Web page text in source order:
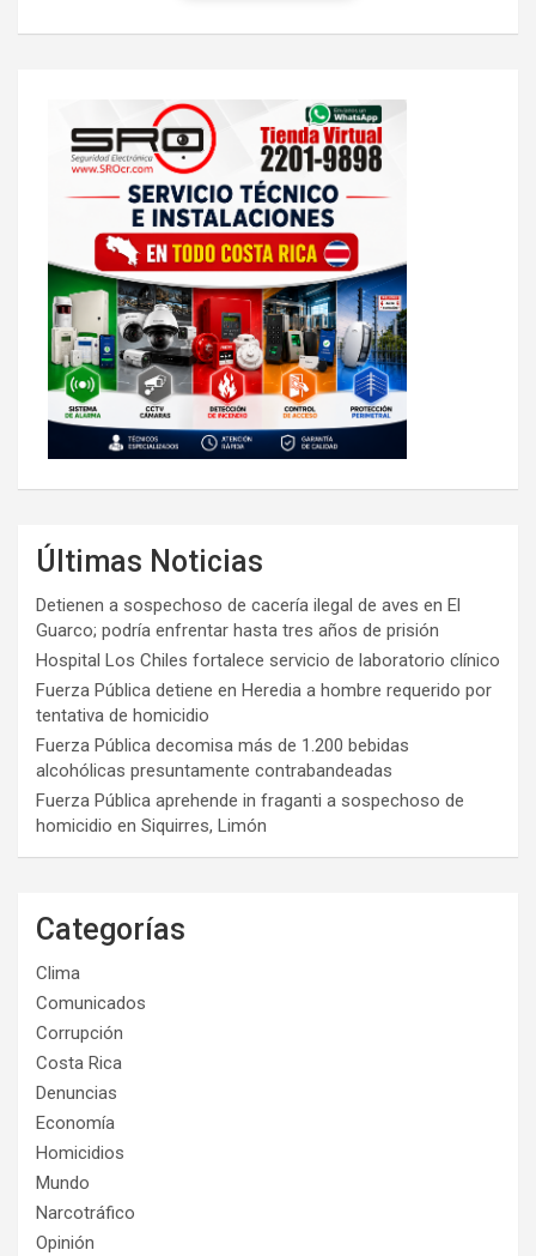
Últimas Noticias
Detienen a sospechoso de cacería ilegal de aves en El
Guarco; podría enfrentar hasta tres años de prisión
Hospital Los Chiles fortalece servicio de laboratorio clínico
Fuerza Pública detiene en Heredia a hombre requerido por
tentativa de homicidio
Fuerza Pública decomisa más de 1.200 bebidas
alcohólicas presuntamente contrabandeadas
Fuerza Pública aprehende in fraganti a sospechoso de
homicidio en Siquirres, Limón
Categorías
Clima
Comunicados
Corrupción
Costa Rica
Denuncias
Economía
Homicidios
Mundo
Narcotráfico
Opinión